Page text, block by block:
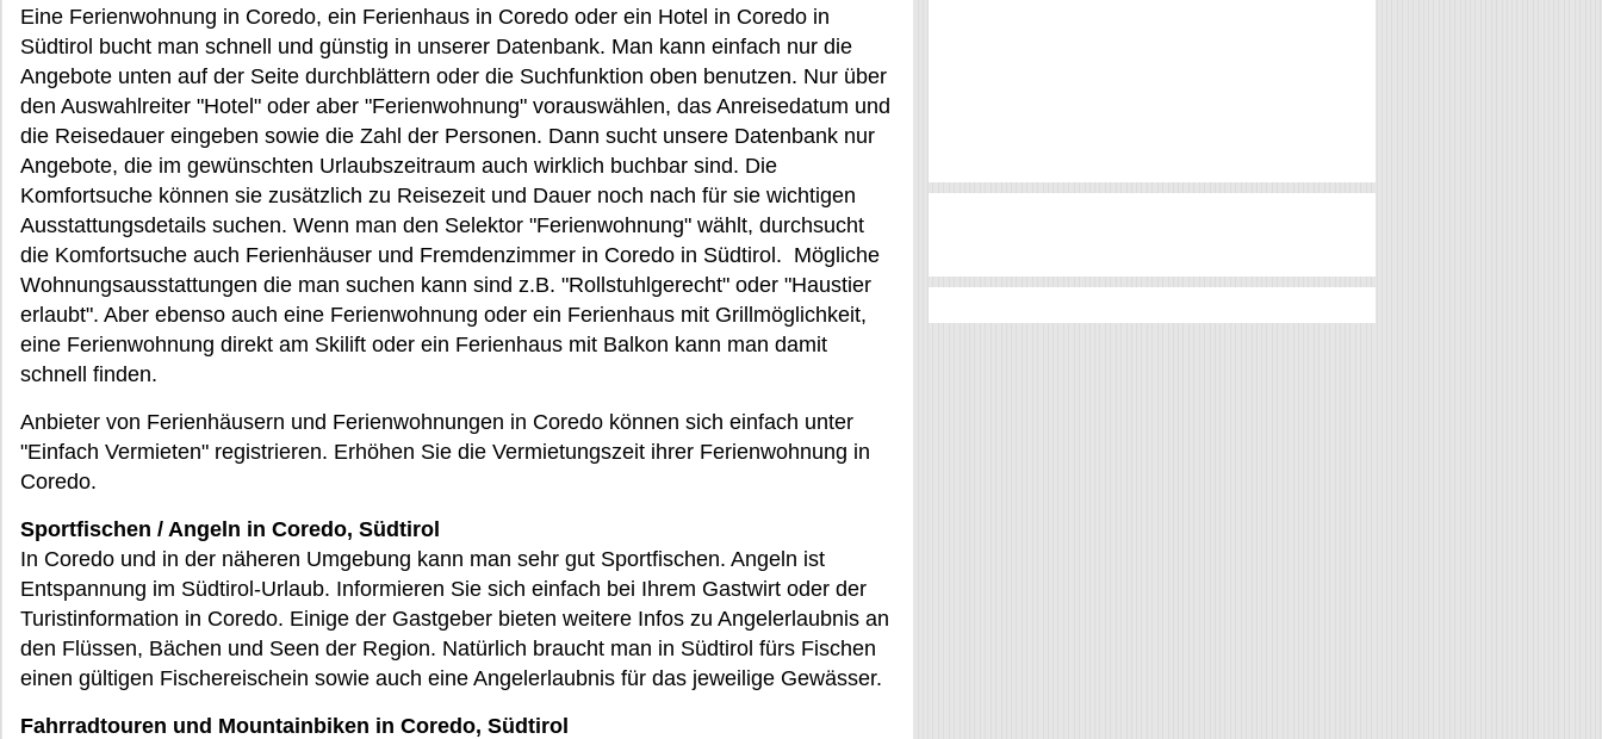
Eine Ferienwohnung in Coredo, ein Ferienhaus in Coredo oder ein Hotel in Coredo in
Südtirol bucht man schnell und günstig in unserer Datenbank. Man kann einfach nur die
Angebote unten auf der Seite durchblättern oder die Suchfunktion oben benutzen. Nur über
den Auswahlreiter "Hotel" oder aber "Ferienwohnung" vorauswählen, das Anreisedatum und
die Reisedauer eingeben sowie die Zahl der Personen. Dann sucht unsere Datenbank nur
Angebote, die im gewünschten Urlaubszeitraum auch wirklich buchbar sind. Die
Komfortsuche können sie zusätzlich zu Reisezeit und Dauer noch nach für sie wichtigen
Ausstattungsdetails suchen. Wenn man den Selektor "Ferienwohnung" wählt, durchsucht
die Komfortsuche auch Ferienhäuser und Fremdenzimmer in Coredo in Südtirol. Mögliche
Wohnungsausstattungen die man suchen kann sind z.B. "Rollstuhlgerecht" oder "Haustier
erlaubt". Aber ebenso auch eine Ferienwohnung oder ein Ferienhaus mit Grillmöglichkeit,
eine Ferienwohnung direkt am Skilift oder ein Ferienhaus mit Balkon kann man damit
schnell finden.
Anbieter von Ferienhäusern und Ferienwohnungen in Coredo können sich einfach unter
"Einfach Vermieten" registrieren. Erhöhen Sie die Vermietungszeit ihrer Ferienwohnung in
Coredo.
Sportfischen / Angeln in Coredo, Südtirol
In Coredo und in der näheren Umgebung kann man sehr gut Sportfischen. Angeln ist
Entspannung im Südtirol-Urlaub. Informieren Sie sich einfach bei Ihrem Gastwirt oder der
Turistinformation in Coredo. Einige der Gastgeber bieten weitere Infos zu Angelerlaubnis an
den Flüssen, Bächen und Seen der Region. Natürlich braucht man in Südtirol fürs Fischen
einen gültigen Fischereischein sowie auch eine Angelerlaubnis für das jeweilige Gewässer.
Fahrradtouren und Mountainbiken in Coredo, Südtirol